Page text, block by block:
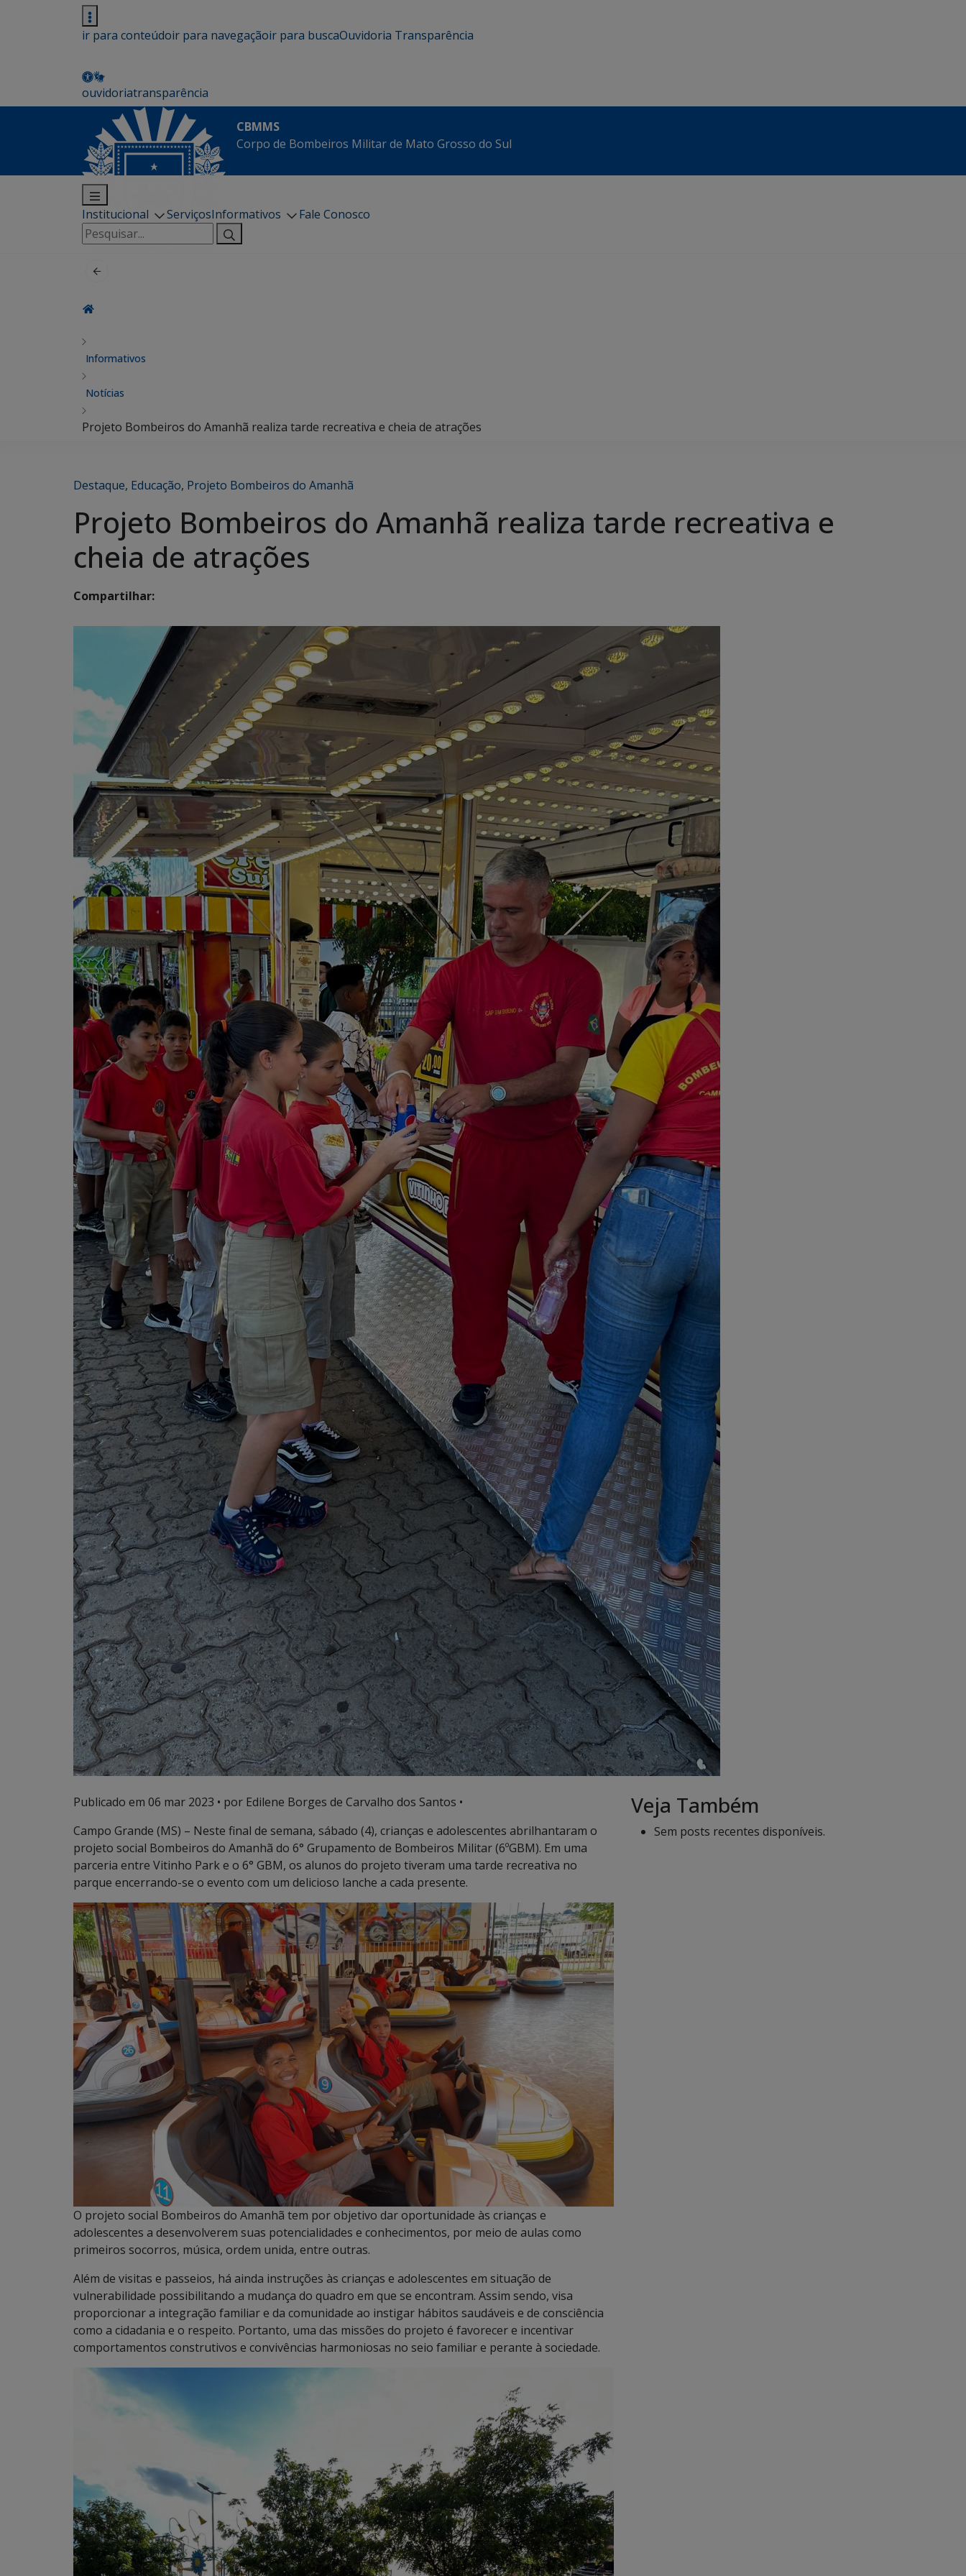
ir para conteúdoir para navegaçãoir para buscaOuvidoria Transparência
ouvidoriatransparência
CBMMS
Corpo de Bombeiros Militar de Mato Grosso do Sul
Institucional ServiçosInformativos
Fale Conosco
Pesquisar
por:
Informativos
Notícias
Projeto Bombeiros do Amanhã realiza tarde recreativa e cheia de atrações
Destaque, Educação, Projeto Bombeiros do Amanhã
Projeto Bombeiros do Amanhã realiza tarde recreativa e
cheia de atrações
Compartilhar:
Publicado em 06 mar 2023 • por Edilene Borges de Carvalho dos Santos •
Campo Grande (MS) – Neste final de semana, sábado (4), crianças e adolescentes abrilhantaram o
projeto social Bombeiros do Amanhã do 6° Grupamento de Bombeiros Militar (6ºGBM). Em uma
parceria entre Vitinho Park e o 6° GBM, os alunos do projeto tiveram uma tarde recreativa no
parque encerrando-se o evento com um delicioso lanche a cada presente.
O projeto social Bombeiros do Amanhã tem por objetivo dar oportunidade às crianças e
adolescentes a desenvolverem suas potencialidades e conhecimentos, por meio de aulas como
primeiros socorros, música, ordem unida, entre outras.
Além de visitas e passeios, há ainda instruções às crianças e adolescentes em situação de
vulnerabilidade possibilitando a mudança do quadro em que se encontram. Assim sendo, visa
proporcionar a integração familiar e da comunidade ao instigar hábitos saudáveis e de consciência
como a cidadania e o respeito. Portanto, uma das missões do projeto é favorecer e incentivar
comportamentos construtivos e convivências harmoniosas no seio familiar e perante à sociedade.
Veja Também
Sem posts recentes disponíveis.